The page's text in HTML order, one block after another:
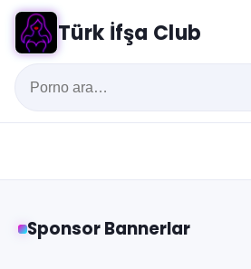
Türk İfşa Club
Sponsor Bannerlar